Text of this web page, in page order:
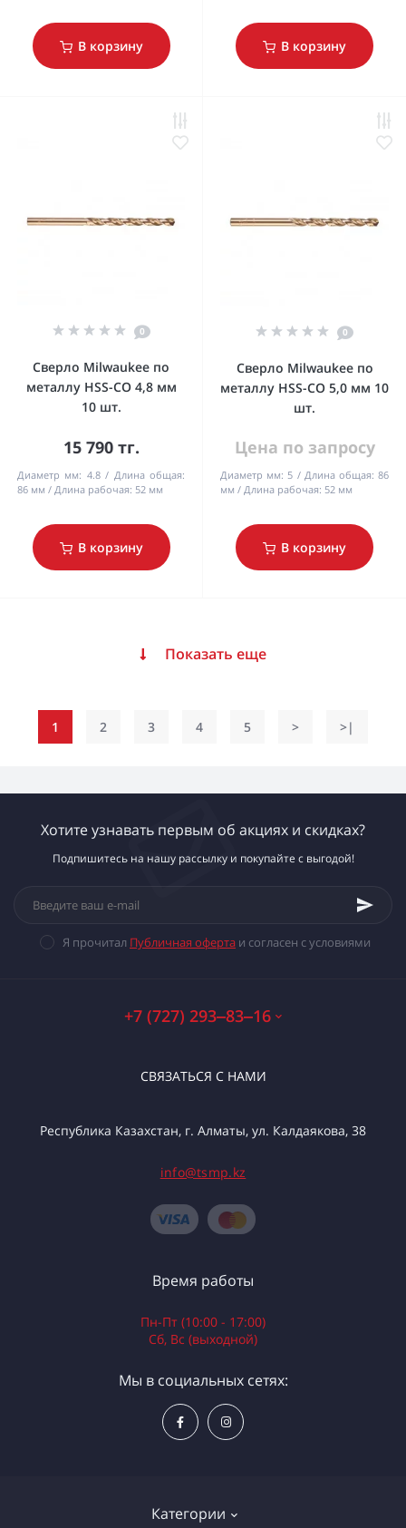
В корзину В корзину
0
Сверло Milwaukee по
металлу HSS-CO 4,8 мм
10 шт.
15 790 тг.
Диаметр мм: 4.8
Длина общая:
86 мм
Длина рабочая: 52 мм
В корзину
0
Сверло Milwaukee по
металлу HSS-CO 5,0 мм 10
шт.
Цена по запросу
Диаметр мм: 5 Длина общая: 86
мм
Длина рабочая: 52 мм
В корзину
Показать еще
1 2 3 4 5 > >|
Хотите узнавать первым об акциях и скидках?
Подпишитесь на нашу рассылку и покупайте с выгодой!
Я прочитал Публичная оферта и согласен с условиями
+7 (727) 293‒83‒16
СВЯЗАТЬСЯ С НАМИ
Республика Казахстан, г. Алматы, ул. Калдаякова, 38
info@tsmp.kz
Категории
Время работы
Пн-Пт (10:00 - 17:00)
Сб, Вс (выходной)
Мы в социальных сетях: